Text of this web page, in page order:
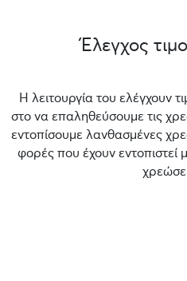
Έλεγχος
Η λειτουργία του ελέγχουν
στο να επαληθεύσουμε τις
εντοπίσουμε λανθασμένες
φορές που έχουν εντοπιστεί